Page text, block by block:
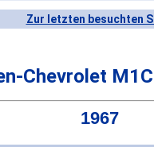
Zur letzten besuchten
Chevrolet
1967